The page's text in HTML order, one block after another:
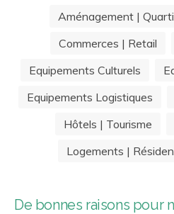
Aménagement |
Commerces | Retail
Equipements Culturels
Equipements Logistiques
Hôtels | Tourisme
Logements |
De bonnes raisons pour